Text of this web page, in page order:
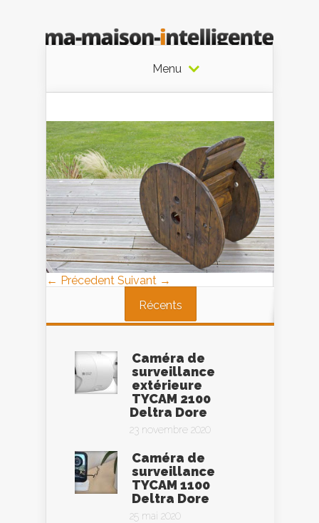
Menu
← Précedent Suivant →
Récents
Caméra de
surveillance
extérieure
TYCAM 2100
Deltra Dore
23 novembre 2020
Caméra de
surveillance
TYCAM 1100
Deltra Dore
25 mai 2020